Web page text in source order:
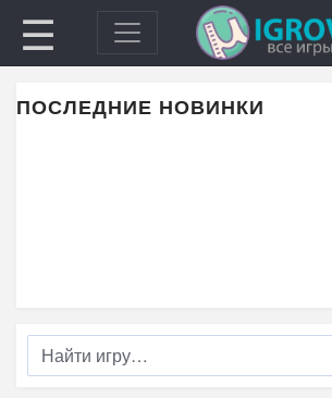
☰
ПОСЛЕДНИЕ НОВИНКИ